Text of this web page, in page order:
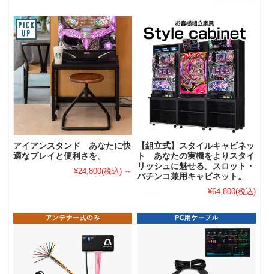
アイアンスタンド あなたに快
適なプレイと便利さを。
¥24,800(税込) ～
【組立式】スタイルキャビネッ
ト あなたの実機をよりスタイ
リッシュに魅せる。スロット・
パチンコ兼用キャビネット。
¥64,800(税込)